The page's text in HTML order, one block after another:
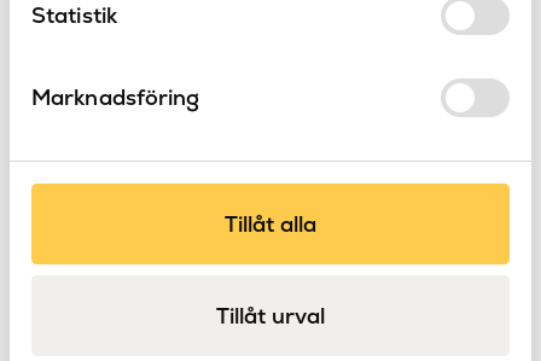
Statistik
Marknadsföring
Tillåt alla
Tillåt urval
Classic rund